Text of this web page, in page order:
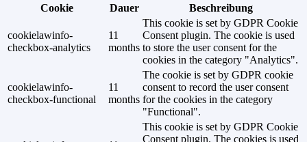
Cookie
Dauer Beschreibung
cookielawinfo-
checkbox-analytics
11
months
This cookie is set by GDPR Cookie
Consent plugin. The cookie is used
to store the user consent for the
cookies in the category "Analytics".
cookielawinfo-
checkbox-functional
11
months
The cookie is set by GDPR cookie
consent to record the user consent
for the cookies in the category
"Functional".
This cookie is set by GDPR Cookie
Consent plugin. The cookies is used